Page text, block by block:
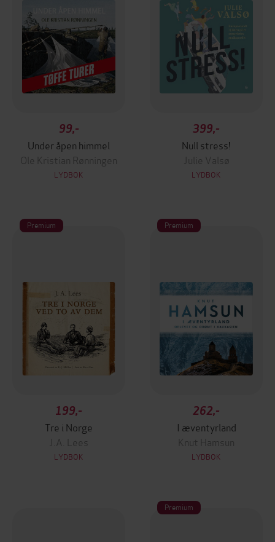
99,-
Under åpen himmel
Ole Kristian Rønningen
LYDBOK
399,-
Null stress!
Julie Valsø
LYDBOK
Premium
199,-
Tre i Norge
J.A. Lees
LYDBOK
Premium
262,-
I æventyrland
Knut Hamsun
LYDBOK
Premium